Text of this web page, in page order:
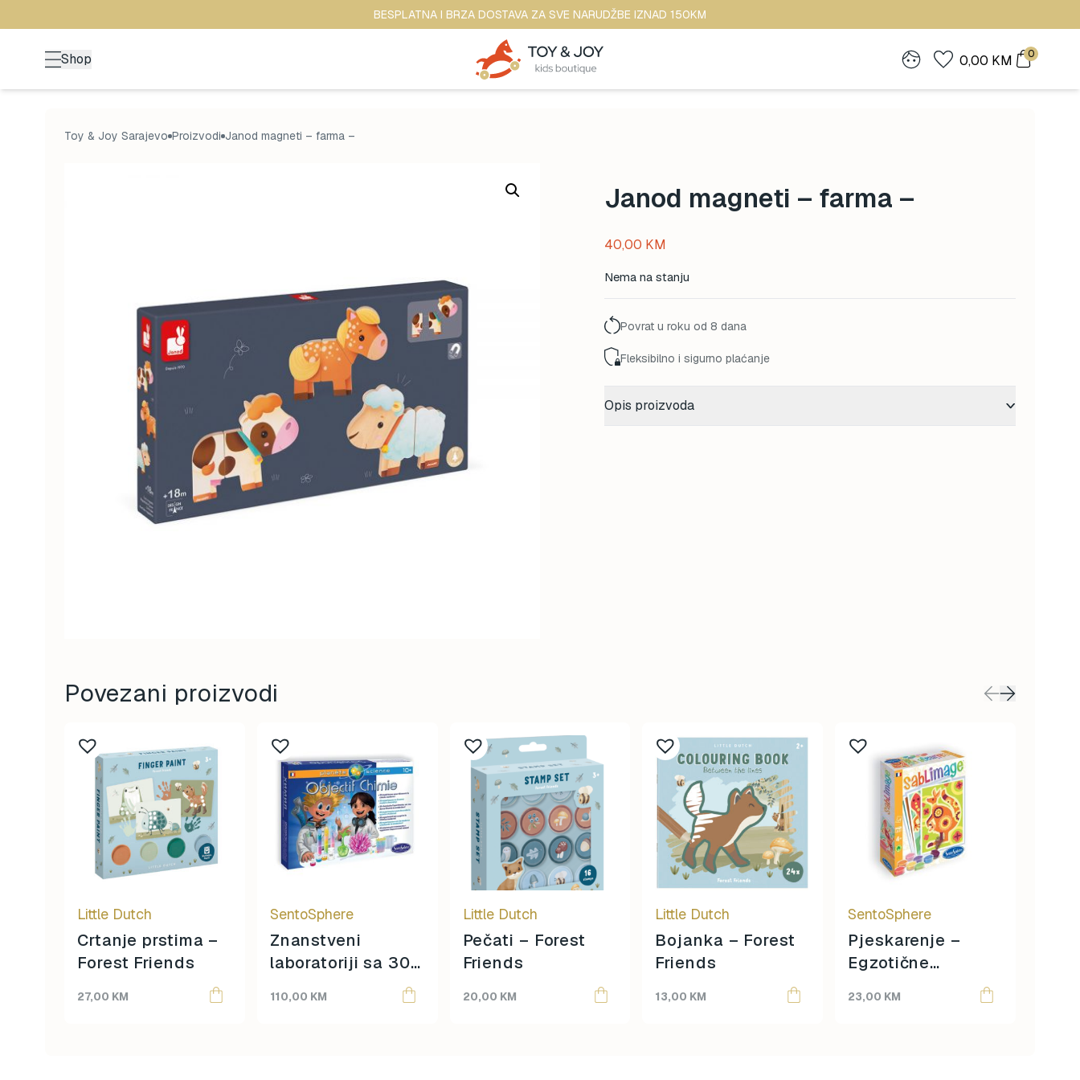
BESPLATNA I BRZA DOSTAVA ZA SVE NARUDŽBE IZNAD 150KM
Shop 0,00 KM 0
Toy & Joy Sarajevo Proizvodi Janod magneti – farma –
Janod magneti – farma –
40,00 KM
Nema na stanju
Povrat u roku od 8 dana
Fleksibilno i sigurno plaćanje
Opis proizvoda
Povezani proizvodi
Little Dutch
Crtanje prstima –
Forest Friends
27,00 KM
SentoSphere
Znanstveni
laboratoriji sa 30
110,00 KM
Little Dutch
Pečati – Forest
Friends
20,00 KM
Little Dutch
Bojanka – Forest
Friends
13,00 KM
SentoSphere
Pjeskarenje –
Egzotične
23,00 KM